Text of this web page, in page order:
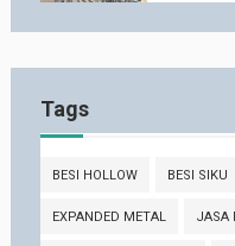
Tags
BESI HOLLOW BESI SIKU
EXPANDED METAL JASA